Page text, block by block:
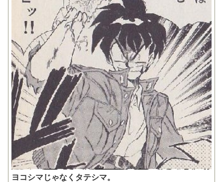
ヨコシマじゃなくタテシマ。